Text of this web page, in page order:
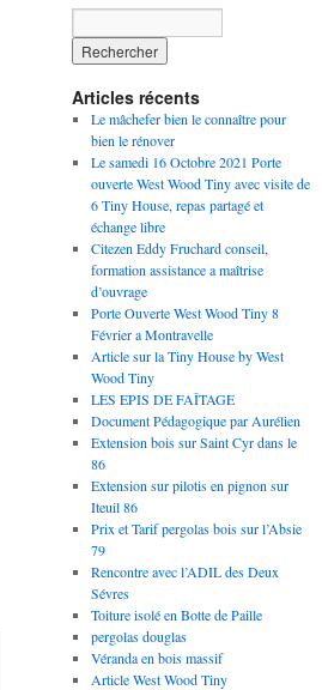
Articles récents
Le mâchefer bien le connaître pour
bien le rénover
Le samedi 16 Octobre 2021 Porte
ouverte West Wood Tiny avec visite de
6 Tiny House, repas partagé et
échange libre
Citezen Eddy Fruchard conseil,
formation assistance a maîtrise
d’ouvrage
Porte Ouverte West Wood Tiny 8
Février a Montravelle
Article sur la Tiny House by West
Wood Tiny
LES EPIS DE FAÎTAGE
Document Pédagogique par Aurélien
Extension bois sur Saint Cyr dans le
86
Extension sur pilotis en pignon sur
Iteuil 86
Prix et Tarif pergolas bois sur l’Absie
79
Rencontre avec l’ADIL des Deux
Sévres
Toiture isolé en Botte de Paille
pergolas douglas
Véranda en bois massif
Article West Wood Tiny